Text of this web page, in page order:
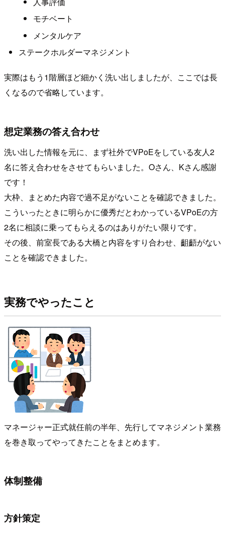
モチベート
メンタルケア
ステークホルダーマネジメント
実際はもう1階層ほど細かく洗い出しましたが、ここでは長
くなるので省略しています。
想定業務の答え合わせ
洗い出した情報を元に、まず社外でVPoEをしている友人2
名に答え合わせをさせてもらいました。Oさん、Kさん感謝
です！
大枠、まとめた内容で過不足がないことを確認できました。
こういったときに明らかに優秀だとわかっているVPoEの方
2名に相談に乗ってもらえるのはありがたい限りです。
その後、前室長である大橋と内容をすり合わせ、齟齬がない
ことを確認できました。
実務でやったこと
マネージャー正式就任前の半年、先行してマネジメント業務
を巻き取ってやってきたことをまとめます。
体制整備
方針策定